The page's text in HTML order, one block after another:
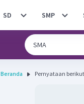
SD SMP
Beranda Pernyataan